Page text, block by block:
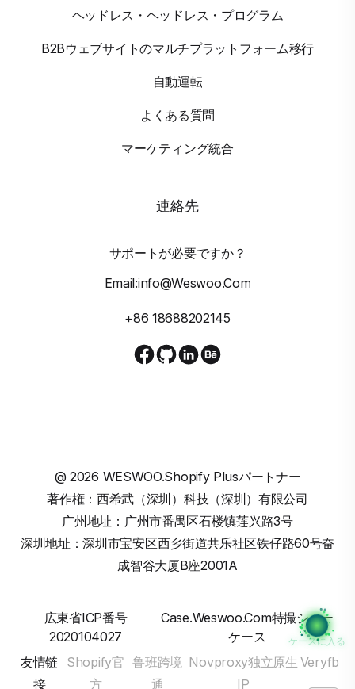
ケースに入る
ヘッドレス・ヘッドレス・プログラム
B2Bウェブサイトのマルチプラットフォーム移行
自動運転
よくある質問
マーケティング統合
連絡先
サポートが必要ですか？
Email:info@weswoo.com
+86 18688202145
@2026 WESWOO.Shopify Plusパートナー
著作権：西希武（深圳）科技（深圳）有限公司
广州地址：广州市番禺区石楼镇莲兴路3号
深圳地址：深圳市宝安区西乡街道共乐社区铁仔路60号奋
成智谷大厦B座2001A
広東省ICP番号
2020104027
Case.weswoo.com特撮ショー
ケース
友情链
接
Shopify官
方
鲁班跨境
通
Novproxy独立原生
IP
Veryfb